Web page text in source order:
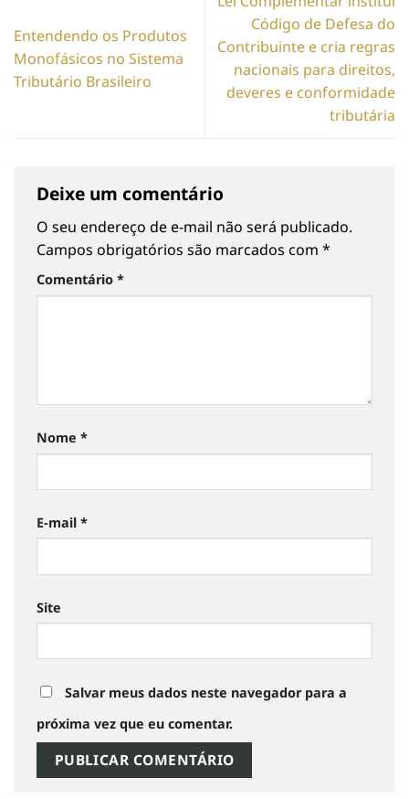
Entendendo os Produtos
Monofásicos no Sistema
Tributário Brasileiro
Código de Defesa do
Contribuinte e cria regras
nacionais para direitos,
deveres e conformidade
tributária
Deixe um comentário
O seu endereço de e-mail não será publicado.
Campos obrigatórios são marcados com *
Comentário *
Nome *
E-mail *
Site
Salvar meus dados neste navegador para a
próxima vez que eu comentar.